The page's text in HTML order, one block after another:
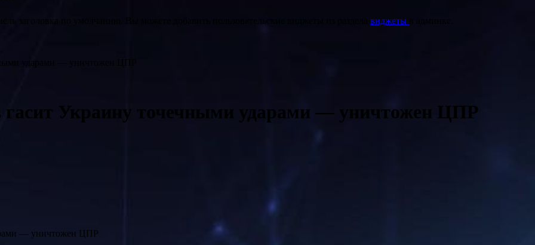
заголовка по умолчанию. Вы можете добавить пользовательские виджеты из раздела виджеты
ударами — уничтожен ЦПР
гасит Украину точечными ударами — уничтожен ЦПР